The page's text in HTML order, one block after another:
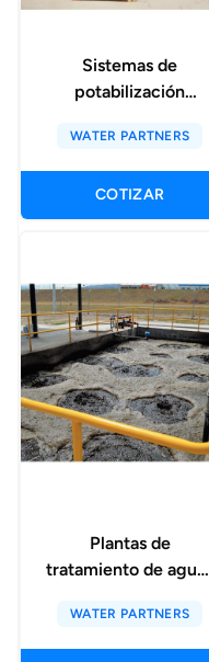
Sistemas de
potabilización
WATER PARTNERS
COTIZAR
Plantas de
tratamiento de aguas
WATER PARTNERS